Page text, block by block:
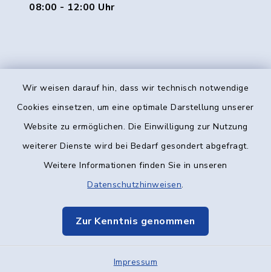
Wir weisen darauf hin, dass wir technisch notwendige
Cookies einsetzen, um eine optimale Darstellung unserer
Website zu ermöglichen. Die Einwilligung zur Nutzung
weiterer Dienste wird bei Bedarf gesondert abgefragt.
Weitere Informationen finden Sie in unseren
Datenschutzhinweisen.
Zur Kenntnis genommen
Impressum
08:00 - 12:00 Uhr
Kontakt
Datenschutz
Elektronische Kommunikation
Sitemap